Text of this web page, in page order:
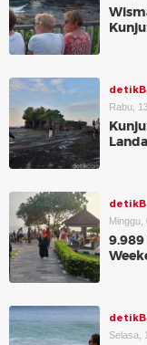
Rabu,
Minggu,
9.989
Selasa,